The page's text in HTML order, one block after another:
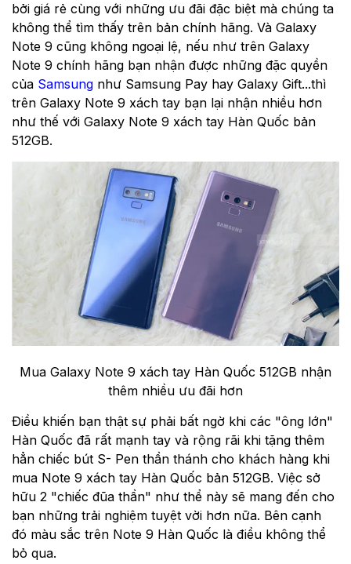
bởi giá rẻ cùng với những ưu đãi đặc biệt mà chúng ta
không thể tìm thấy trên bản chính hãng. Và Galaxy
Note 9 cũng không ngoại lệ, nếu như trên Galaxy
Note 9 chính hãng bạn nhận được những đặc quyền
của Samsung như Samsung Pay hay Galaxy Gift...thì
trên Galaxy Note 9 xách tay bạn lại nhận nhiều hơn
như thế với Galaxy Note 9 xách tay Hàn Quốc bản
512GB.
Mua Galaxy Note 9 xách tay Hàn Quốc 512GB nhận
thêm nhiều ưu đãi hơn
Điều khiến bạn thật sự phải bất ngờ khi các "ông lớn"
Hàn Quốc đã rất mạnh tay và rộng rãi khi tặng thêm
hẳn chiếc bút S- Pen thần thánh cho khách hàng khi
mua Note 9 xách tay Hàn Quốc bản 512GB. Việc sở
hữu 2 "chiếc đũa thần" như thể này sẽ mang đến cho
bạn những trải nghiệm tuyệt vời hơn nữa. Bên cạnh
đó màu sắc trên Note 9 Hàn Quốc là điều không thể
bỏ qua.